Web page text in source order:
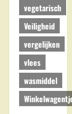
vegetarisch
Veiligheid
vergelijken
vlees
wasmiddel